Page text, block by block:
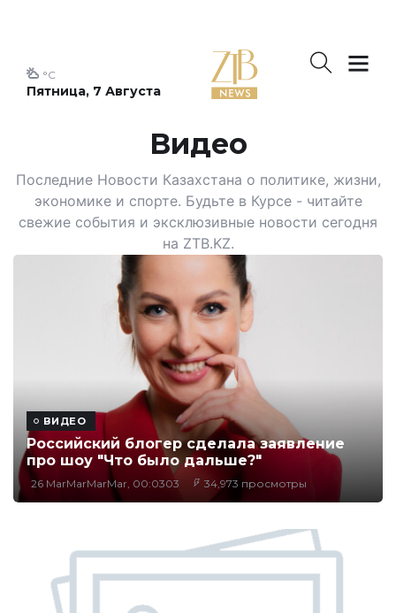
Пятница, 7 Августа
°C
Видео
Последние Новости Казахстана о политике, жизни,
экономике и спорте. Будьте в Курсе - читайте
свежие события и эксклюзивные новости сегодня
на ZTB.KZ.
ВИДЕО
Российский блогер сделала заявление
про шоу "Что было дальше?"
26 MarMarMarMar, 00:0303 34,973 просмотры